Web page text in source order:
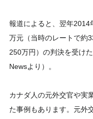
報道によると、翌年
万元（当時のレートで約
250万円）の判決を受け
Newsより）。
カナダ人の元外交官や実
た事例もあります。元外